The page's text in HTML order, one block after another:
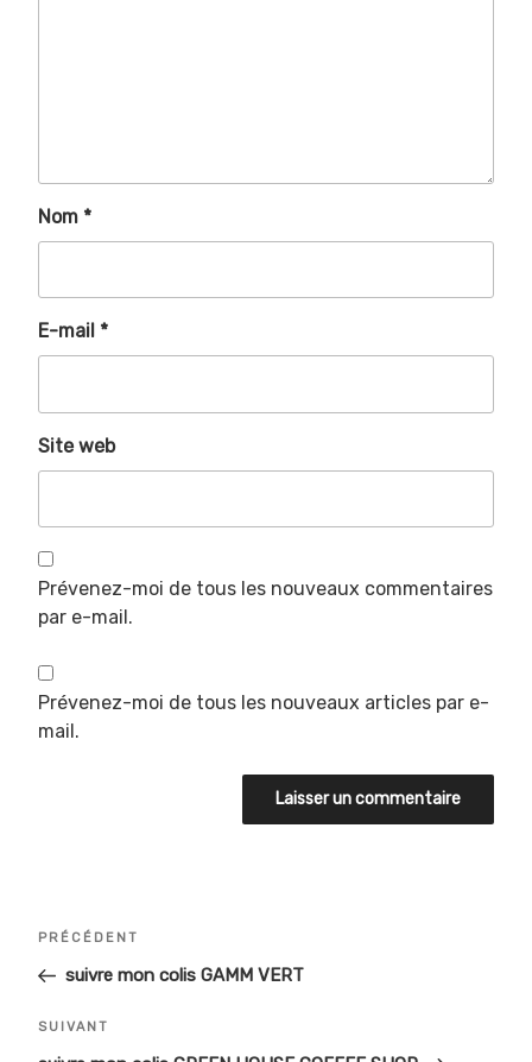
Nom *
E-mail *
Site web
Prévenez-moi de tous les nouveaux commentaires
par e-mail.
Prévenez-moi de tous les nouveaux articles par e-
mail.
Navigation
de
l’article
Article
précédent
PRÉCÉDENT
suivre mon colis GAMM VERT
Article
SUIVANT